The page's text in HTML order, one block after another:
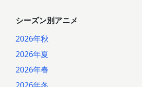
シーズン別アニメ
2026年秋
2026年夏
2026年春